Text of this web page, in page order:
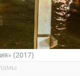
(2017)